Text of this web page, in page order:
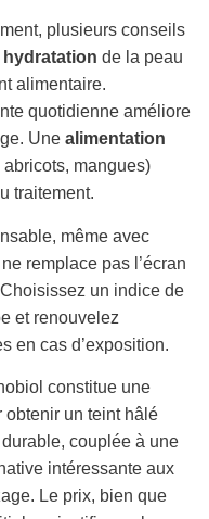
plusieurs conseils
hydratation de la peau
alimentaire.
quotidienne améliore
Une alimentation
abricots, mangues)
traitement.
même avec
remplace pas l’écran
un indice de
et renouvelez
en cas d’exposition.
constitue une
obtenir un teint hâlé
couplée à une
intéressante aux
Le prix, bien que